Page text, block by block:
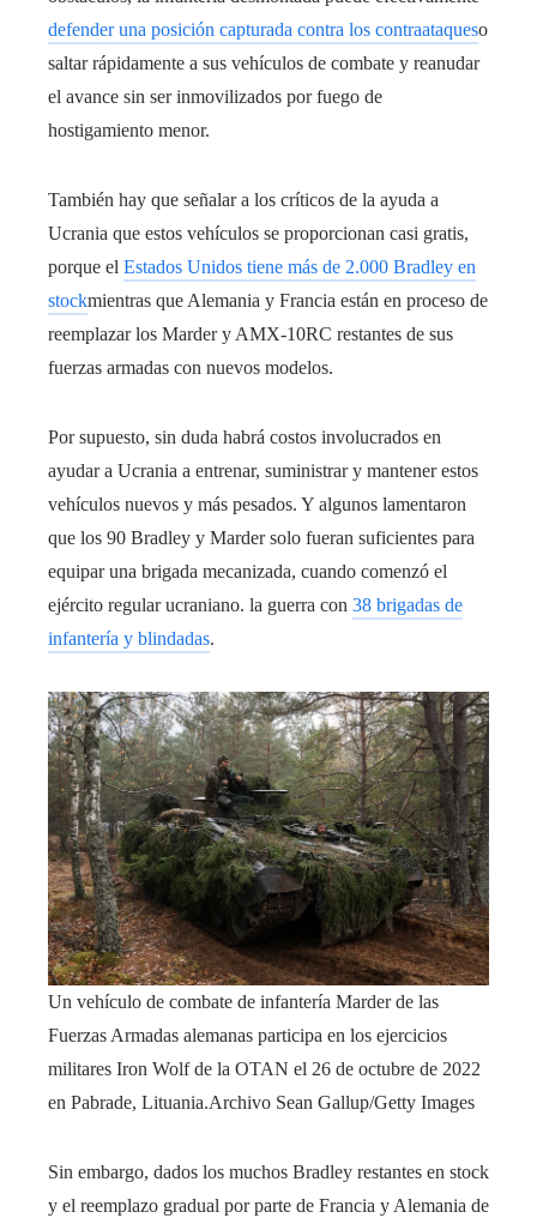
defender una posición capturada contra los contraataqueso
saltar rápidamente a sus vehículos de combate y reanudar
el avance sin ser inmovilizados por fuego de
hostigamiento menor.
También hay que señalar a los críticos de la ayuda a
Ucrania que estos vehículos se proporcionan casi gratis,
porque el Estados Unidos tiene más de 2.000 Bradley en
stockmientras que Alemania y Francia están en proceso de
reemplazar los Marder y AMX-10RC restantes de sus
fuerzas armadas con nuevos modelos.
Por supuesto, sin duda habrá costos involucrados en
ayudar a Ucrania a entrenar, suministrar y mantener estos
vehículos nuevos y más pesados. Y algunos lamentaron
que los 90 Bradley y Marder solo fueran suficientes para
equipar una brigada mecanizada, cuando comenzó el
ejército regular ucraniano. la guerra con 38 brigadas de
infantería y blindadas.
Un vehículo de combate de infantería Marder de las
Fuerzas Armadas alemanas participa en los ejercicios
militares Iron Wolf de la OTAN el 26 de octubre de 2022
en Pabrade, Lituania.Archivo Sean Gallup/Getty Images
Sin embargo, dados los muchos Bradley restantes en stock
y el reemplazo gradual por parte de Francia y Alemania de